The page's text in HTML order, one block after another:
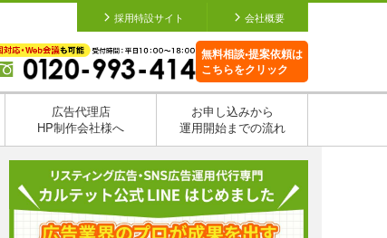
採用特設サイト 会社概要
無料相談•提案依頼は
こちらをクリック
広告代理店
HP制作会社様へ
お申し込みから
運用開始までの流れ